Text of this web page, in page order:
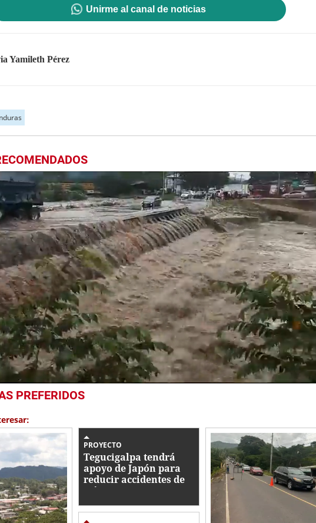
Unirme al canal de noticias
Yamileth Pérez
PREFERIDOS
PROYECTO
Tegucigalpa tendrá
apoyo de Japón para
reducir accidentes de
tránsito